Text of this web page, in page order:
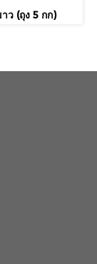
ว (ถุง 5 กก)